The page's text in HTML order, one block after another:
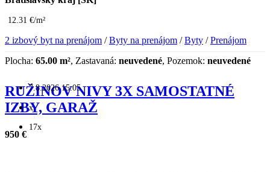
12.31 €/m²
2 izbový byt na prenájom /Byty na prenájom /Byty /Prenájom
Plocha: 65.00 m², Zastavaná: neuvedené, Pozemok: neuvedené
7.8.2026 15:05
x
17x
RUŽINOV NIVY 3X SAMOSTATNÉ
IZBY, GARAŽ
950 €